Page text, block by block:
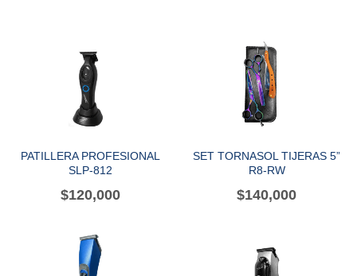
PATILLERA PROFESIONAL
SLP-812
$120,000
SET TORNASOL TIJERAS 5”
R8-RW
$140,000